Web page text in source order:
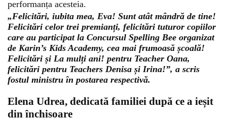
performanța acesteia.
„Felicitări, iubita mea, Eva! Sunt atât mândră de tine!
Felicitări celor trei premianți, felicitări tuturor copiilor
care au participat la Concursul Spelling Bee organizat
de Karin’s Kids Academy, cea mai frumoasă școală!
Felicitări și La mulți ani! pentru Teacher Oana,
felicitări pentru Teachers Denisa și Irina!”, a scris
fostul ministru în postarea respectivă.
Elena Udrea, dedicată familiei după ce a ieșit
din închisoare